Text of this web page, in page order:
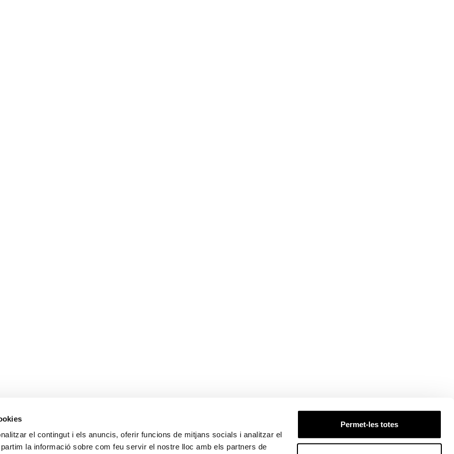
el contingut i els anuncis, oferir funcions de mitjans socials i analitzar el
la informació sobre com feu servir el nostre lloc amb els partners de
Permet-les totes